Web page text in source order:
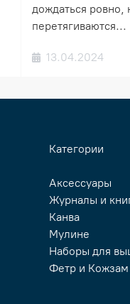
дождаться ровно,
перетягиваются...
13.04.2024
Категории
Аксессуары
Журналы и
Канва
Мулине
Наборы для
Фетр и Кожзам